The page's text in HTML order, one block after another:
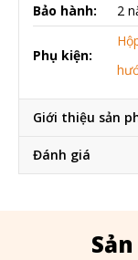
Bảo hành: 2
Phụ kiện:
Giới thiệu sản
Đánh giá